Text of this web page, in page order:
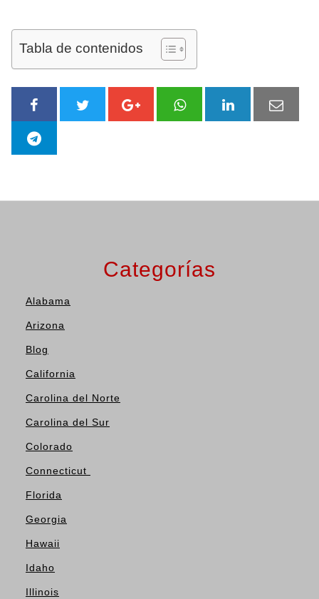
Tabla de contenidos
Categorías
Alabama
Arizona
Blog
California
Carolina del Norte
Carolina del Sur
Colorado
Connecticut
Florida
Georgia
Hawaii
Idaho
Illinois